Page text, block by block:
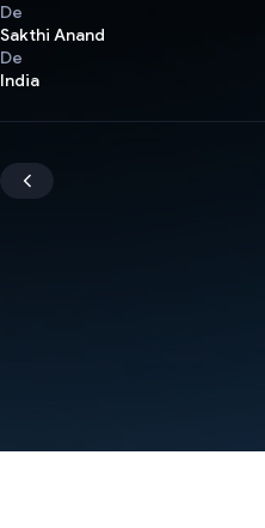
De
Sakthi Anand
De
India